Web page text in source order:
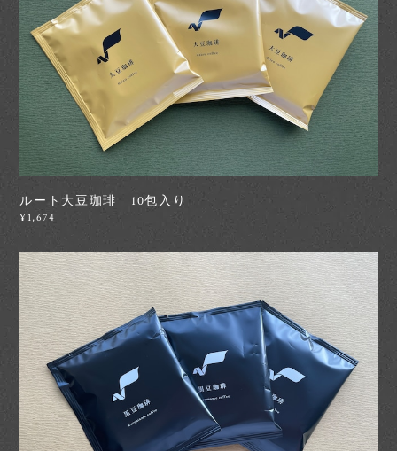
ルート大豆珈琲 10包入り
¥1,674